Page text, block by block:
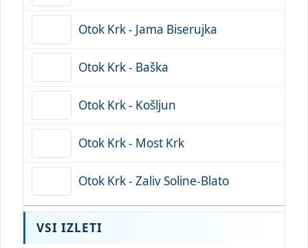
Otok Krk - Jama Biserujka
Otok Krk - Baška
Otok Krk - Košljun
Otok Krk - Most Krk
Otok Krk - Zaliv Soline-Blato
VSI IZLETI